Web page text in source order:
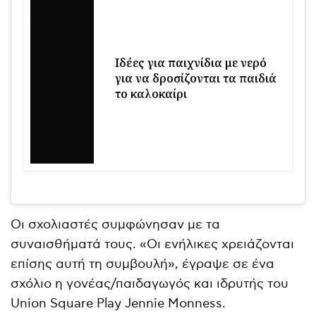
Ιδέες για παιχνίδια με νερό
για να δροσίζονται τα παιδιά
το καλοκαίρι
Οι σχολιαστές συμφώνησαν με τα
συναισθήματά τους. «Οι ενήλικες χρειάζονται
επίσης αυτή τη συμβουλή», έγραψε σε ένα
σχόλιο η γονέας/παιδαγωγός και ιδρυτής του
Union Square Play Jennie Monness.